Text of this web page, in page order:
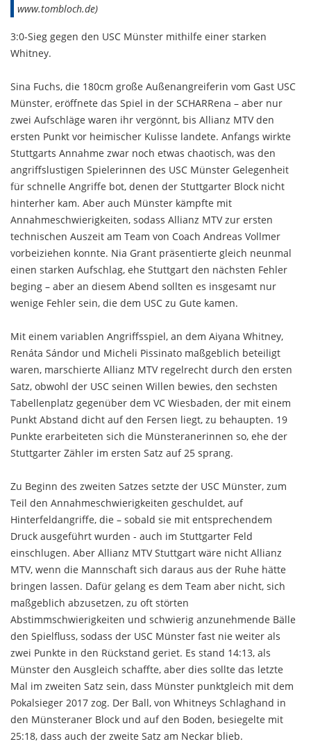
www.tombloch.de)
3:0-Sieg gegen den USC Münster mithilfe einer starken
Whitney.
Sina Fuchs, die 180cm große Außenangreiferin vom Gast USC
Münster, eröffnete das Spiel in der SCHARRena – aber nur
zwei Aufschläge waren ihr vergönnt, bis Allianz MTV den
ersten Punkt vor heimischer Kulisse landete. Anfangs wirkte
Stuttgarts Annahme zwar noch etwas chaotisch, was den
angriffslustigen Spielerinnen des USC Münster Gelegenheit
für schnelle Angriffe bot, denen der Stuttgarter Block nicht
hinterher kam. Aber auch Münster kämpfte mit
Annahmeschwierigkeiten, sodass Allianz MTV zur ersten
technischen Auszeit am Team von Coach Andreas Vollmer
vorbeiziehen konnte. Nia Grant präsentierte gleich neunmal
einen starken Aufschlag, ehe Stuttgart den nächsten Fehler
beging – aber an diesem Abend sollten es insgesamt nur
wenige Fehler sein, die dem USC zu Gute kamen.
Mit einem variablen Angriffsspiel, an dem Aiyana Whitney,
Renáta Sándor und Micheli Pissinato maßgeblich beteiligt
waren, marschierte Allianz MTV regelrecht durch den ersten
Satz, obwohl der USC seinen Willen bewies, den sechsten
Tabellenplatz gegenüber dem VC Wiesbaden, der mit einem
Punkt Abstand dicht auf den Fersen liegt, zu behaupten. 19
Punkte erarbeiteten sich die Münsteranerinnen so, ehe der
Stuttgarter Zähler im ersten Satz auf 25 sprang.
Zu Beginn des zweiten Satzes setzte der USC Münster, zum
Teil den Annahmeschwierigkeiten geschuldet, auf
Hinterfeldangriffe, die – sobald sie mit entsprechendem
Druck ausgeführt wurden - auch im Stuttgarter Feld
einschlugen. Aber Allianz MTV Stuttgart wäre nicht Allianz
MTV, wenn die Mannschaft sich daraus aus der Ruhe hätte
bringen lassen. Dafür gelang es dem Team aber nicht, sich
maßgeblich abzusetzen, zu oft störten
Abstimmschwierigkeiten und schwierig anzunehmende Bälle
den Spielfluss, sodass der USC Münster fast nie weiter als
zwei Punkte in den Rückstand geriet. Es stand 14:13, als
Münster den Ausgleich schaffte, aber dies sollte das letzte
Mal im zweiten Satz sein, dass Münster punktgleich mit dem
Pokalsieger 2017 zog. Der Ball, von Whitneys Schlaghand in
den Münsteraner Block und auf den Boden, besiegelte mit
25:18, dass auch der zweite Satz am Neckar blieb.